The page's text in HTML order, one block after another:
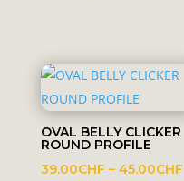
OVAL BELLY CLICKER
ROUND PROFILE
39.00CHF – 45.00CHF